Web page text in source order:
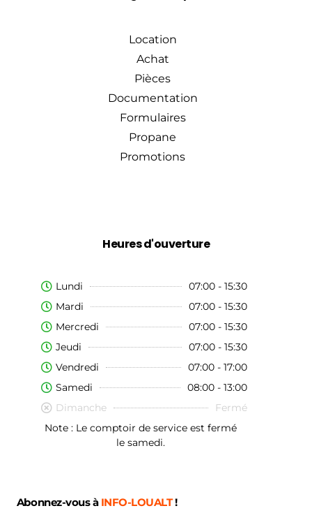
Location
Achat
Pièces
Documentation
Formulaires
Propane
Promotions
Heures d'ouverture
Lundi
07:00 - 15:30
Mardi
07:00 - 15:30
Mercredi
07:00 - 15:30
Jeudi
07:00 - 15:30
Vendredi
07:00 - 17:00
Samedi
08:00 - 13:00
Dimanche
Fermé
Note : Le comptoir de service est fermé
le samedi.
Abonnez-vous à INFO-LOUALT!